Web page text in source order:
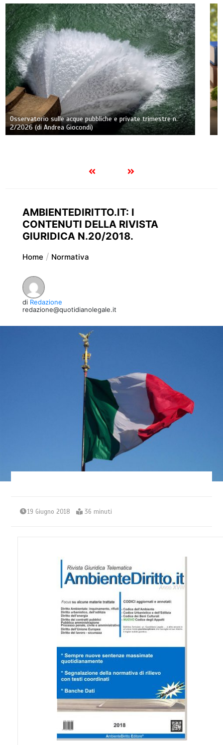
Caducazione della confisca di prevenzione per tardività e
rinnovabilità della misura. Nota a Cass., Sez. II Pen., 3
aprile 2026, ud. 19 marzo 2026, n. 12671 (di Andrea
Fortunato)
AMBIENTEDIRITTO.IT: I
CONTENUTI DELLA RIVISTA
GIURIDICA N.20/2018.
Home Normativa
di Redazione
redazione@quotidianolegale.it
19 Giugno 2018 36 minuti